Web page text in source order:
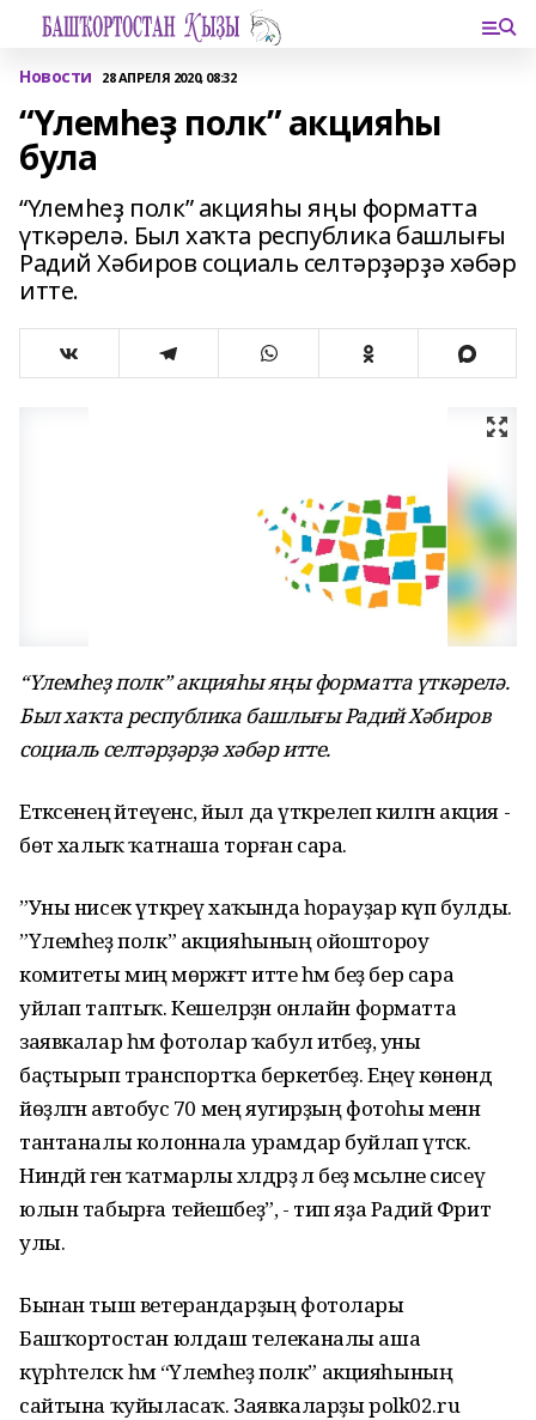
Новости 28 АПРЕЛЯ 2020, 08:32
“Үлемһеҙ полк” акцияһы
була
“Үлемһеҙ полк” акцияһы яңы форматта
үткәрелә. Был хаҡта республика башлығы
Радий Хәбиров социаль селтәрҙәрҙә хәбәр
итте.
“Үлемһеҙ полк” акцияһы яңы форматта үткәрелә.
Был хаҡта республика башлығы Радий Хәбиров
социаль селтәрҙәрҙә хәбәр итте.
Етәксенең әйтеүенсә, йыл да үткәрелеп килгән акция -
бөтә халыҡ ҡатнаша торған сара.
”Уны нисек үткәреү хаҡында һорауҙар күп булды.
”Үлемһеҙ полк” акцияһының ойоштороу
комитеты миңә мөрәжәғәт итте һәм беҙ бер сара
уйлап таптыҡ. Кешеләрҙән онлайн форматта
заявкалар һәм фотолар ҡабул итәбеҙ, уны
баҫтырып транспортҡа беркетәбеҙ. Еңеү көнөндә
йөҙләгән автобус 70 мең яугирҙың фотоһы менән
тантаналы колоннала урамдар буйлап үтәсәк.
Ниндәй генә ҡатмарлы хәлдәрҙә лә беҙ мәсьәләне сисеү
юлын табырға тейешбеҙ”, - тип яҙа Радий Фәрит
улы.
Бынан тыш ветерандарҙың фотолары
Башҡортостан юлдаш телеканалы аша
күрһәтеләсәк һәм “Үлемһеҙ полк” акцияһының
сайтына ҡуйыласаҡ. Заявкаларҙы polk02.ru